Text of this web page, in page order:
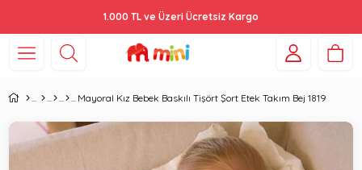
1.000 TL ve Üzeri Ücretsiz Kargo
Mayoral Kız Bebek Baskılı Tişört Şort Etek Takım Bej 1819